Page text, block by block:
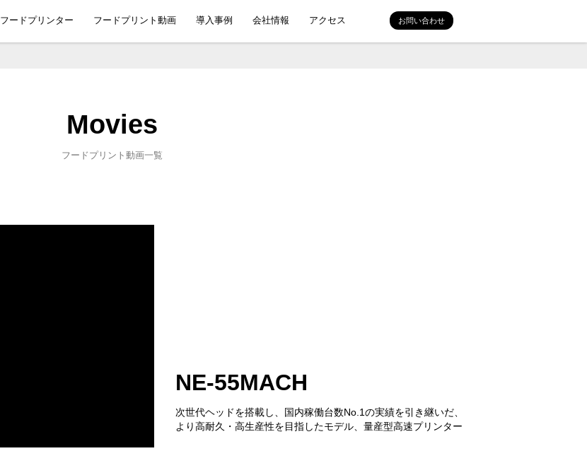
フードプリンター フードプリント動画 導入事例 会社情報 アクセス お問い合わせ
フードプリント動画一覧
NE-55MACH
次世代ヘッドを搭載し、国内稼働台数No.1の実績を引き継いだ、
より高耐久・高生産性を目指したモデル、量産型高速プリンター